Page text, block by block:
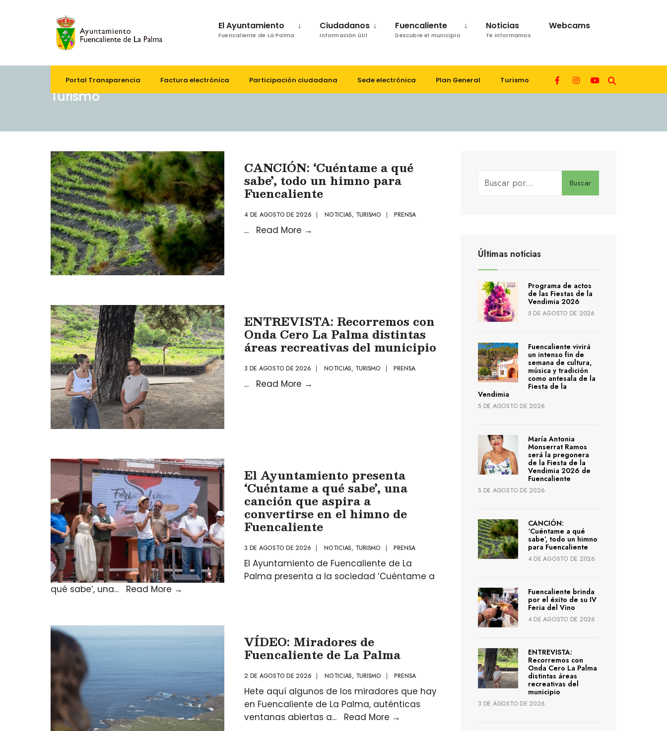
El Ayuntamiento
Fuencaliente de La Palma
Ciudadanos
Información útil
Fuencaliente
Descubre el municipio
Noticias
Te informamos
Webcams
Portal Transparencia Factura electrónica Participación ciudadana Sede electrónica Plan General Turismo
Turismo
CANCIÓN: ‘Cuéntame a qué
sabe’, todo un himno para
Fuencaliente
4 DE AGOSTO DE 2026 | NOTICIAS, TURISMO | PRENSA
... Read More →
ENTREVISTA: Recorremos con
Onda Cero La Palma distintas
áreas recreativas del municipio
3 DE AGOSTO DE 2026 | NOTICIAS, TURISMO | PRENSA
... Read More →
El Ayuntamiento presenta
‘Cuéntame a qué sabe’, una
canción que aspira a
convertirse en el himno de
Fuencaliente
3 DE AGOSTO DE 2026 | NOTICIAS, TURISMO | PRENSA
El Ayuntamiento de Fuencaliente de La
Palma presenta a la sociedad ‘Cuéntame a
qué sabe’, una... Read More →
VÍDEO: Miradores de
Fuencaliente de La Palma
2 DE AGOSTO DE 2026 | NOTICIAS, TURISMO | PRENSA
Hete aquí algunos de los miradores que hay
en Fuencaliente de La Palma, auténticas
ventanas abiertas a... Read More →
Buscar
Últimas noticias
Programa de actos
de las Fiestas de la
Vendimia 2026
5 DE AGOSTO DE 2026
Fuencaliente vivirá
un intenso fin de
semana de cultura,
música y tradición
como antesala de la
Fiesta de la
Vendimia
5 DE AGOSTO DE 2026
María Antonia
Monserrat Ramos
será la pregonera
de la Fiesta de la
Vendimia 2026 de
Fuencaliente
5 DE AGOSTO DE 2026
CANCIÓN:
‘Cuéntame a qué
sabe’, todo un himno
para Fuencaliente
4 DE AGOSTO DE 2026
Fuencaliente brinda
por el éxito de su IV
Feria del Vino
4 DE AGOSTO DE 2026
ENTREVISTA:
Recorremos con
Onda Cero La Palma
distintas áreas
recreativas del
municipio
3 DE AGOSTO DE 2026